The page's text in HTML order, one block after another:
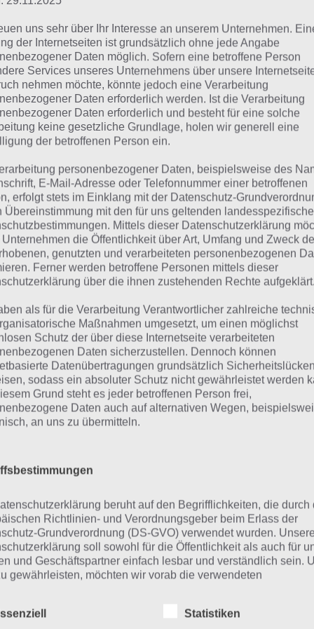
hilft, wenn man krank
für 94%
findest du bereits die Lösung rund um Das hilft, wenn
bei jedem Spieler anders ist, können wir dir
weshalb du über unsere Komplettlösung jedoch
die entsprechenden Antworten findest!
Weitere Lösungen zu 94% gesucht
Schaue inunsere Komplettlösung
App! Dort kannst du mit der Suche
schnell die Antworten und
über 300 Level finden!
findest Lösungen auch ohne unsere Hilfe, indem du in
jedoch begrenzt sind, hast du hier stets die
obige Lösung stimmt leider
die Lösung, die wir dir oben Das hilft, wenn man
mehr aktuell sein sollte oder ein Wort in der Lösung
uns sehr über Ihr Interesse an unserem Unternehmen.
der Internetseiten ist grundsätzlich ohne jede Angabe
Daten möglich. Sofern eine betroffene Person
Services unseres Unternehmens über unsere
nehmen möchte, könnte jedoch eine Verarbeitung
Daten erforderlich werden. Ist die Verarbeitung
Daten erforderlich und besteht für eine solche
keine gesetzliche Grundlage, holen wir generell eine
der betroffenen Person ein.
personenbezogener Daten, beispielsweise des
E-Mail-Adresse oder Telefonnummer einer betroffenen
erfolgt stets im Einklang mit der Datenschutz-
Übereinstimmung mit den für uns geltenden
Mittels dieser Datenschutzerklärung
Unternehmen die Öffentlichkeit über Art, Umfang und Zweck
genutzten und verarbeiteten personenbezogenen
Ferner werden betroffene Personen mittels dieser
über die ihnen zustehenden Rechte aufgeklärt.
als für die Verarbeitung Verantwortlicher zahlreiche
Maßnahmen umgesetzt, um einen möglichst
Schutz der über diese Internetseite verarbeiteten
Daten sicherzustellen. Dennoch können
Datenübertragungen grundsätzlich Sicherheitslücken
sodass ein absoluter Schutz nicht gewährleistet werden
Grund steht es jeder betroffenen Person frei,
Daten auch auf alternativen Wegen,
an uns zu übermitteln.
beruht auf den Begrifflichkeiten, die durch
Richtlinien- und Verordnungsgeber beim Erlass der
Grundverordnung (DS-GVO) verwendet wurden. Unsere
soll sowohl für die Öffentlichkeit als auch für
und Geschäftspartner einfach lesbar und verständlich sein.
gewährleisten, möchten wir vorab die verwendeten
in dieser Datenschutzerklärung unter anderem die
Statistiken